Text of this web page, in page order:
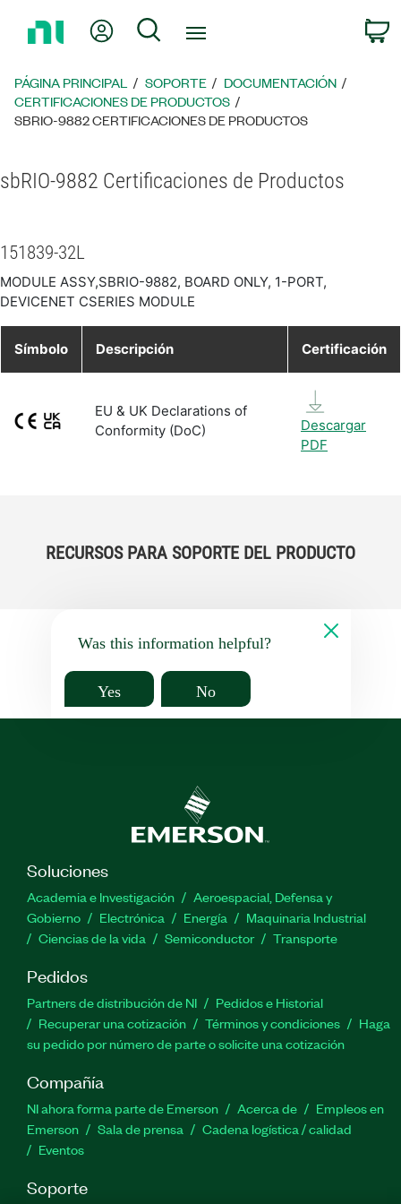
página
principal
Mi cuentaBúsqueda
PÁGINA PRINCIPAL SOPORTE
DOCUMENTACIÓN
CERTIFICACIONES DE PRODUCTOS
SBRIO-9882 CERTIFICACIONES DE PRODUCTOS
sbRIO-9882 Certificaciones de Productos
151839-32L
MODULE ASSY,SBRIO-9882, BOARD ONLY, 1-PORT,
DEVICENET CSERIES MODULE
Símbolo Descripción Certificación
EU & UK Declarations of
Conformity (DoC)
Descargar
PDF
RECURSOS PARA SOPORTE DEL PRODUCTO
Was this information helpful?
Yes No
Soluciones
Academia e Investigación
Aeroespacial, Defensa y
Gobierno
Electrónica Energía
Maquinaria Industrial
Ciencias de la vida
Semiconductor Transporte
Pedidos
Partners de distribución de NI
Pedidos e Historial
Recuperar una cotización
Términos y condiciones
Haga
su pedido por número de parte o solicite una cotización
Compañía
NI ahora forma parte de Emerson Acerca de
Empleos en
Emerson
Sala de prensa
Cadena logística / calidad
Eventos
Soporte